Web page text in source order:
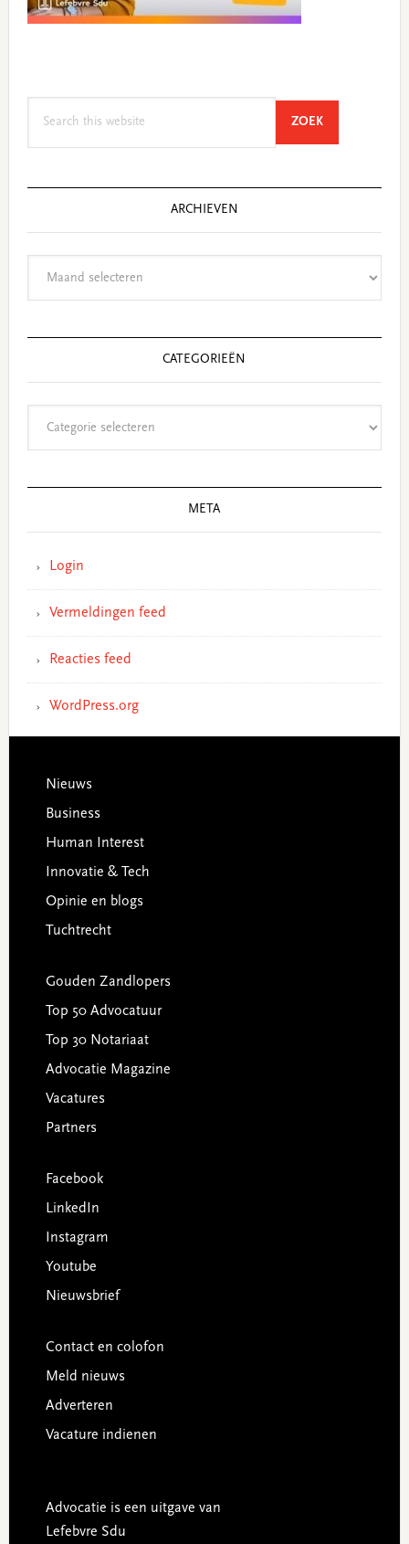
ZOEKSEARCH
ARCHIEVEN
CATEGORIEËN
META
Login
Vermeldingen feed
Reacties feed
WordPress.org
Footer
Nieuws
Business
Human Interest
Innovatie & Tech
Opinie en blogs
Tuchtrecht
Gouden Zandlopers
Top 50 Advocatuur
Top 30 Notariaat
Advocatie Magazine
Vacatures
Partners
Facebook
LinkedIn
Instagram
Youtube
Nieuwsbrief
Contact en colofon
Meld nieuws
Adverteren
Vacature indienen
Advocatie is een uitgave van
Lefebvre Sdu